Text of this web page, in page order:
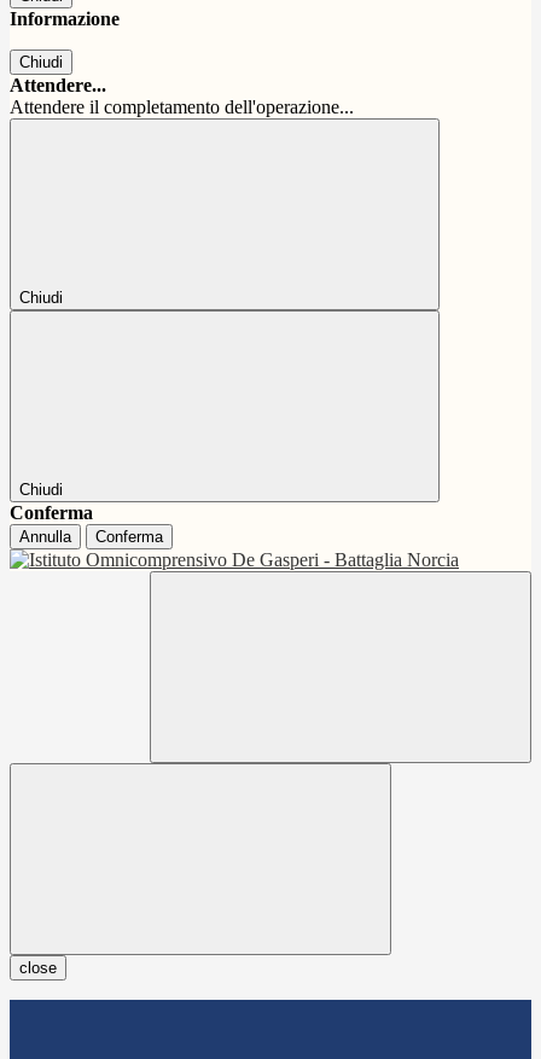
Informazione
Chiudi
Attendere...
Attendere il completamento dell'operazione...
Chiudi
Chiudi
Conferma
Annulla Conferma
close